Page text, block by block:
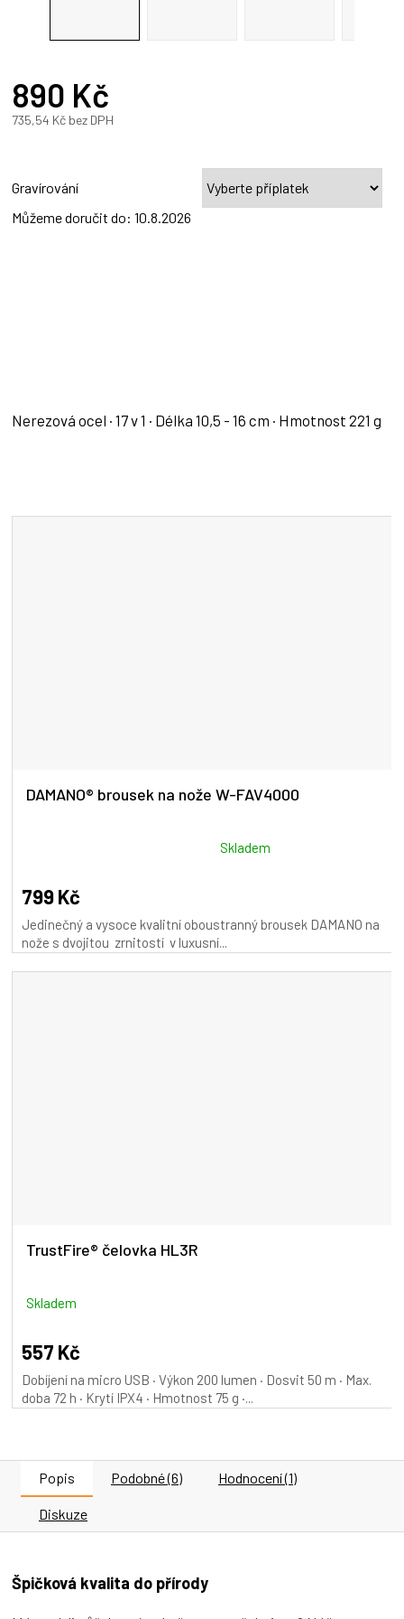
890 Kč
735,54 Kč bez DPH
Gravírování
Můžeme doručit do: 10.8.2026
Nerezová ocel · 17 v 1 · Délka 10,5 - 16 cm · Hmotnost 221 g
DAMANO® brousek na nože W-FAV4000
produktu
je
5,0
z
Skladem
799 Kč
Jedinečný a vysoce kvalitní oboustranný brousek DAMANO na
nože s dvojitou zrnitostí v luxusní...
TrustFire® čelovka HL3R
Skladem
557 Kč
Dobíjení na micro USB · Výkon 200 lumen · Dosvit 50 m · Max.
doba 72 h · Krytí IPX4 · Hmotnost 75 g ·...
Popis Podobné (6) Hodnocení (1)
Diskuze
Špičková kvalita do přírody